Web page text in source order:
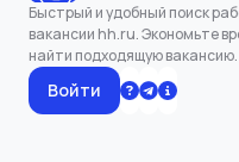
Быстрый и удобный поиск
вакансии hh.ru. Экономьте
найти подходящую вакансию.
Войти